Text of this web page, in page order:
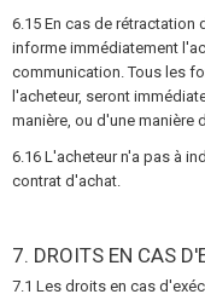
6.15 En cas de rétractation
informe immédiatement
communication. Tous les
l'acheteur, seront
manière, ou d'une manière
6.16 L'acheteur n'a pas à
contrat d'achat.
7. DROITS EN CAS
7.1 Les droits en cas